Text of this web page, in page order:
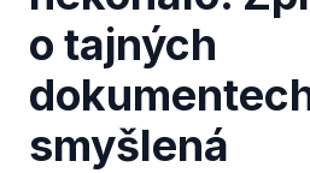
o tajných
smyšlená